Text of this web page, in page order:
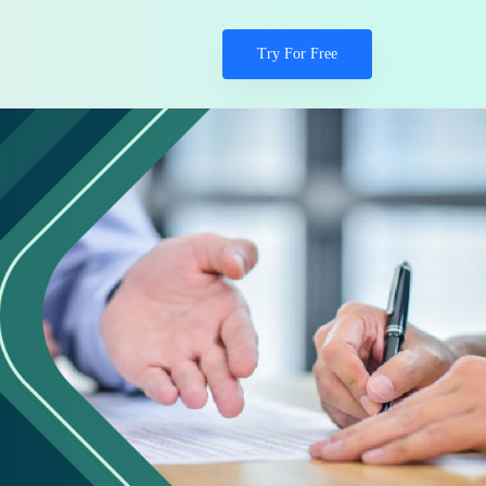
Try For Free